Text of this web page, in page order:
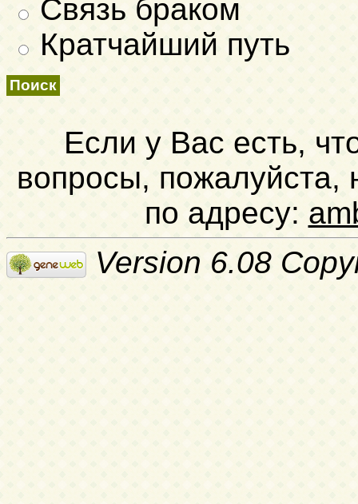
Связь браком
Кратчайший путь
Если у Вас есть,
вопросы, пожалуйста,
по адресу:
Version 6.08